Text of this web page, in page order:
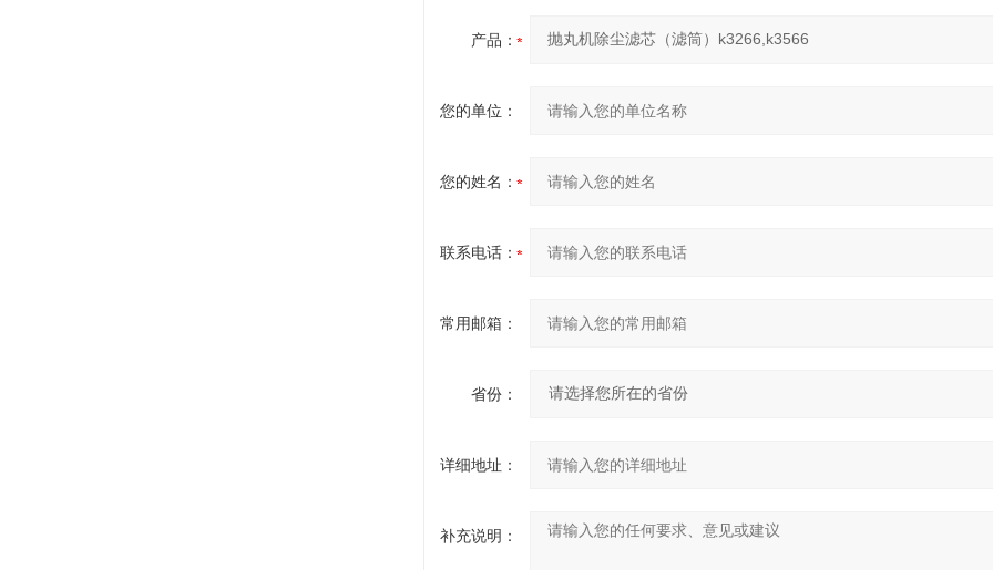
产品：
您的单位：
您的姓名：
联系电话：
常用邮箱：
省份：
详细地址：
补充说明：